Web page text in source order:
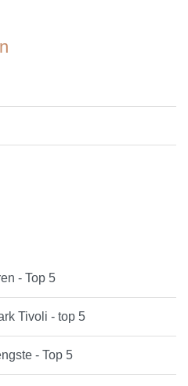
- Top 5
Tivoli - top 5
- Top 5